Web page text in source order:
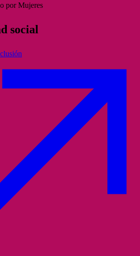
por Mujeres
social